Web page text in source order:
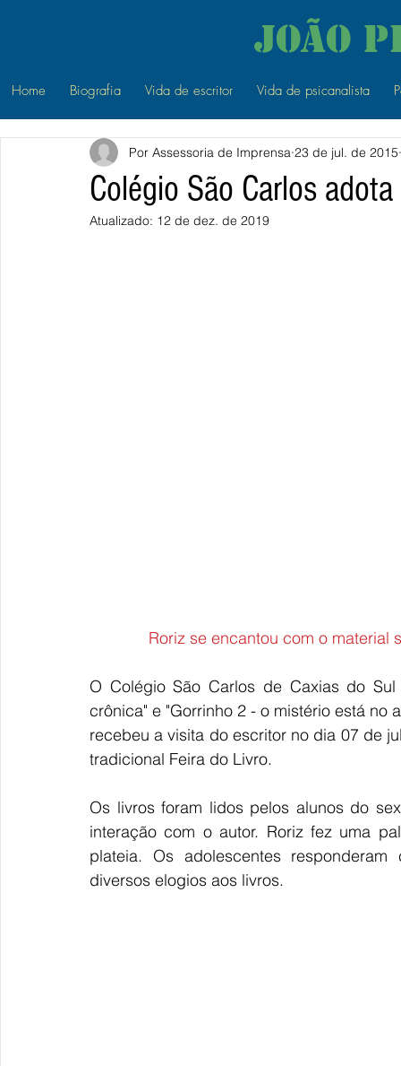
João
Home Biografia Vida de escritor Vida de psicanalista
Colégio São Carlos
Por Assessoria de Imprensa 23 de jul. de 2015
Atualizado: 12 de dez. de 2019
Roriz se encantou com o material
O Colégio São Carlos de Caxias do
crônica" e "Gorrinho 2 - o mistério está no
recebeu a visita do escritor no dia 07 de
tradicional Feira do Livro.
Os livros foram lidos pelos alunos do
interação com o autor. Roriz fez uma
plateia. Os adolescentes
diversos elogios aos livros.